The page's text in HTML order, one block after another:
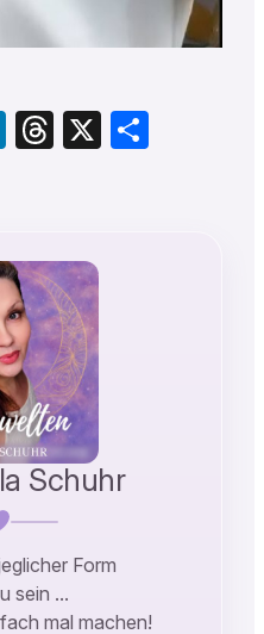
LinkedIn
Threads
X Teilen
Schuhr
Form
sein …
mal machen!